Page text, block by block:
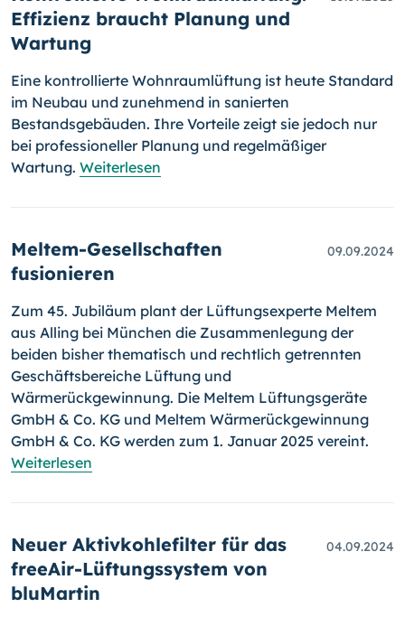
Effizienz braucht Planung und
Wartung
Eine kontrollierte Wohnraumlüftung ist heute Standard
im Neubau und zunehmend in sanierten
Bestandsgebäuden. Ihre Vorteile zeigt sie jedoch nur
bei professioneller Planung und regelmäßiger
Wartung. Weiterlesen
Meltem-Gesellschaften
fusionieren
09.09.2024
Zum 45. Jubiläum plant der Lüftungsexperte Meltem
aus Alling bei München die Zusammenlegung der
beiden bisher thematisch und rechtlich getrennten
Geschäftsbereiche Lüftung und
Wärmerückgewinnung. Die Meltem Lüftungsgeräte
GmbH & Co. KG und Meltem Wärmerückgewinnung
GmbH & Co. KG werden zum 1. Januar 2025 vereint.
Weiterlesen
Neuer Aktivkohlefilter für das
freeAir-Lüftungssystem von
bluMartin
04.09.2024